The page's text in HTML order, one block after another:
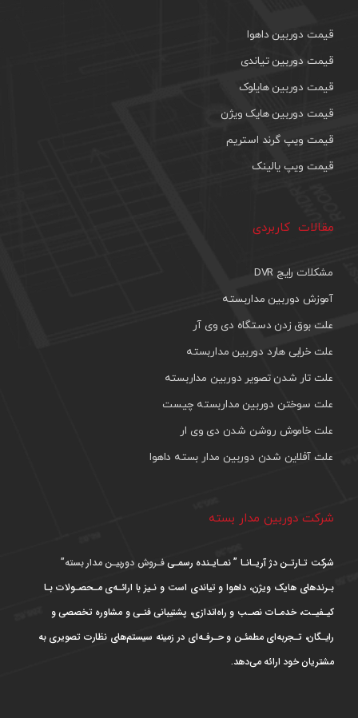
قیمت دوربین داهوا
قیمت دوربین تیاندی
قیمت دوربین هایلوک
قیمت دوربین هایک ویژن
قیمت ویپ گرند استریم
قیمت ویپ یالینک
مقالات کاربردی
مشکلات رایج DVR
آموزش دوربین مداربسته
علت بوق زدن دستگاه دی وی آر
علت خرابی هارد دوربین مداربسته
علت تار شدن تصویر دوربین مداربسته
علت سوختن دوربین مداربسته چیست
علت خاموش روشن شدن دی وی ار
علت آفلاین شدن دوربین مدار بسته داهوا
شرکت دوربین مدار بسته
شرکت تـارتـن دژ آریـانـا ” نمـایـنده رسمـیفـروش دوربیـن مدار بسته”
بـرندهای هایک ویژن، داهوا و تیاندی است و نـیز با ارائـه‌ی مـحصـولات بـا
کیـفیـت، خدمـات نصـب و راه‌اندازی، پشتیبانی فنـی و مشاوره تخصصی و
رایـگان، تـجربه‌ای مطمئـن و حـرفـه‌ای در زمینه سیستم‌های نظارت تصویری به
مشتریان خود ارائه می‌دهد.